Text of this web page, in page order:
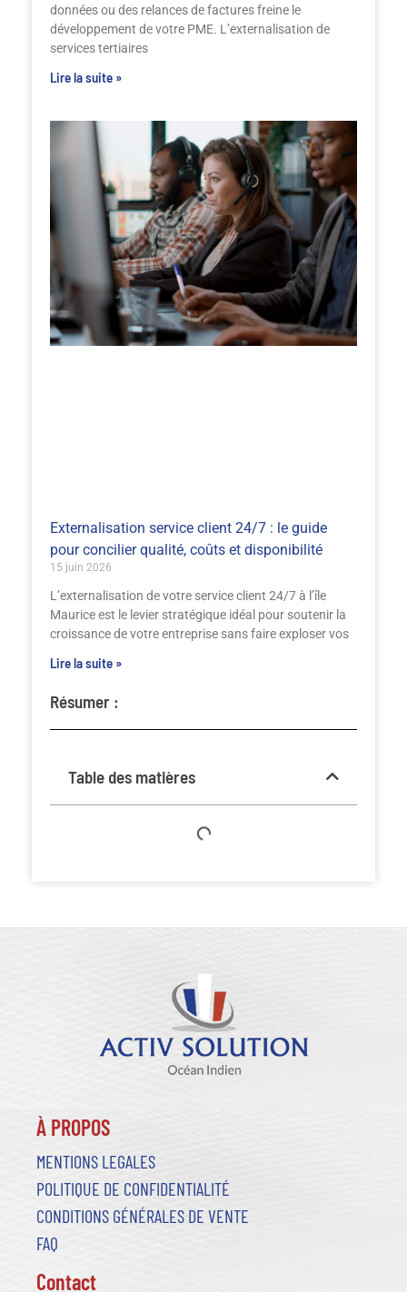
données ou des relances de factures freine le
développement de votre PME. L’externalisation de
services tertiaires
Lire la suite »
Externalisation service client 24/7 : le guide
pour concilier qualité, coûts et disponibilité
15 juin 2026
L’externalisation de votre service client 24/7 à l’île
Maurice est le levier stratégique idéal pour soutenir la
croissance de votre entreprise sans faire exploser vos
Lire la suite »
Résumer :
Table des matières
À PROPOS
MENTIONS LEGALES
POLITIQUE DE CONFIDENTIALITÉ
CONDITIONS GÉNÉRALES DE VENTE
FAQ
Contact